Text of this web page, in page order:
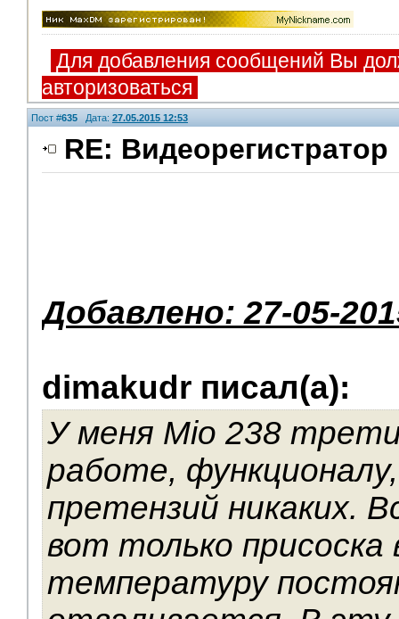
Для добавления сообщений Вы
авторизоваться
Пост #635 Дата: 27.05.2015 12:53
RE: Видеорегистратор
Добавлено: 27-05-
dimakudr писал(а):
У меня Mio 238
работе,
претензий никаких.
вот только присоска
температуру